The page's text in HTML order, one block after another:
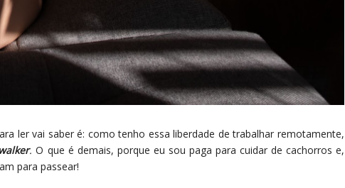
ler vai saber é: como tenho essa liberdade de trabalhar remotamente,
.O que é demais, porque eu sou paga para cuidar de cachorros e,
para passear!